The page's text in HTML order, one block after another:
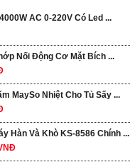
AC 0-220V Có Led ...
Nối Động Cơ Mặt Bích ...
MaySo Nhiệt Cho Tủ Sấy ...
Hàn Và Khò KS-8586 Chính ...